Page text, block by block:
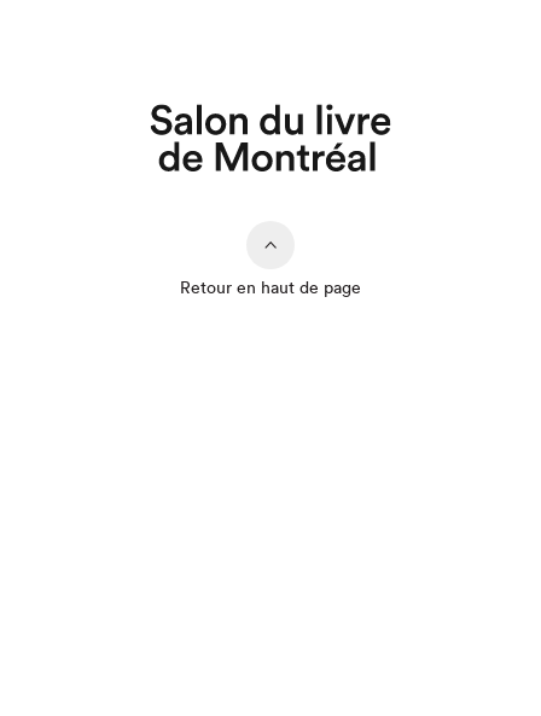
Retour en haut de page